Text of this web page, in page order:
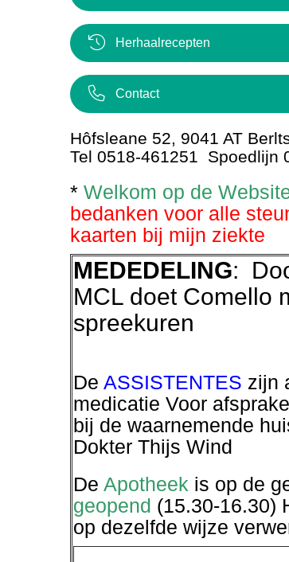
Herhaalrecepten
Contact
Hôfsleane 52, 9041 AT
Tel 0518-461251 Spoedlijn
* Welkom op de
bedanken voor alle
kaarten bij mijn ziekte
MEDEDELING:
MCL doet Comello
spreekuren
De ASSISTENTES zijn
medicatie Voor
bij de waarnemende
Dokter Thijs Wind
De Apotheek is op de
geopend (15.30-16.30)
op dezelfde wijze